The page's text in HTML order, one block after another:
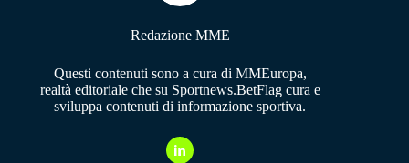
Redazione MME
Questi contenuti sono a cura di MMEuropa,
realtà editoriale che su Sportnews.BetFlag cura e
sviluppa contenuti di informazione sportiva.